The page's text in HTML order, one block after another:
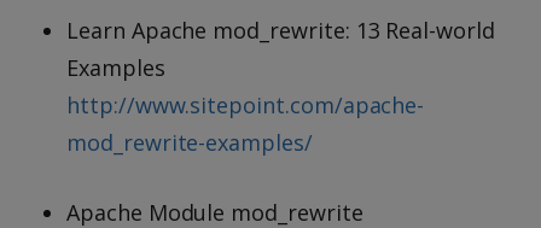
Learn Apache mod_rewrite: 13 Real-world
Examples
http://www.sitepoint.com/apache-
mod_rewrite-examples/
Apache Module mod_rewrite